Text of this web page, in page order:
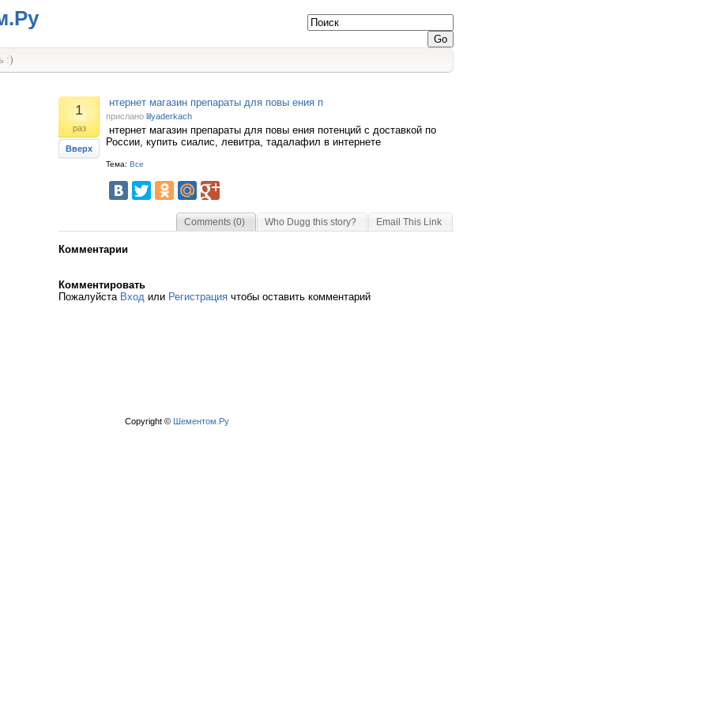
:)
1
раз
Вверх
нтернет магазин препараты для повы ения п
прислано lilyaderkach
нтернет магазин препараты для повы ения потенций с доставкой по
России, купить сиалис, левитра, тадалафил в интернете
Тема: Все
Comments (0) Who Dugg this story? Email This Link
Комментарии
Комментировать
Пожалуйста Вход или Регистрация чтобы оставить комментарий
Copyright © Шементом.Ру